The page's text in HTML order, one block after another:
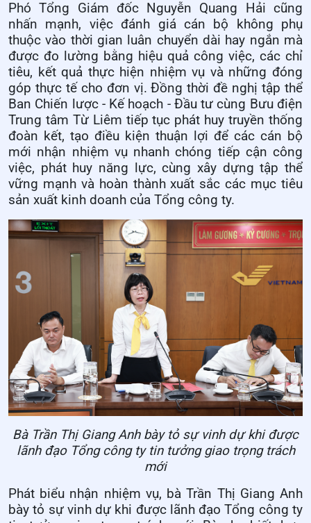
Phó Tổng Giám đốc Nguyễn Quang Hải cũng
nhấn mạnh, việc đánh giá cán bộ không phụ
thuộc vào thời gian luân chuyển dài hay ngắn mà
được đo lường bằng hiệu quả công việc, các chỉ
tiêu, kết quả thực hiện nhiệm vụ và những đóng
góp thực tế cho đơn vị. Đồng thời đề nghị tập thể
Ban Chiến lược - Kế hoạch - Đầu tư cùng Bưu điện
Trung tâm Từ Liêm tiếp tục phát huy truyền thống
đoàn kết, tạo điều kiện thuận lợi để các cán bộ
mới nhận nhiệm vụ nhanh chóng tiếp cận công
việc, phát huy năng lực, cùng xây dựng tập thể
vững mạnh và hoàn thành xuất sắc các mục tiêu
sản xuất kinh doanh của Tổng công ty.
Bà Trần Thị Giang Anh bày tỏ sự vinh dự khi được
lãnh đạo Tổng công ty tin tưởng giao trọng trách
mới
Phát biểu nhận nhiệm vụ, bà Trần Thị Giang Anh
bày tỏ sự vinh dự khi được lãnh đạo Tổng công ty